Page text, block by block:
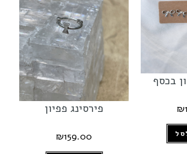
בכסף
₪ פירסינג פפיון
₪159.00